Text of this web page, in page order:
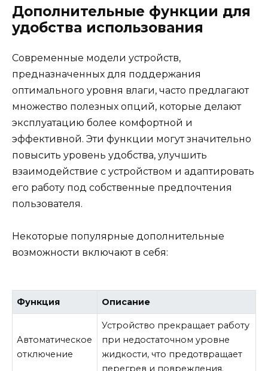
Дополнительные функции для
удобства использования
Современные модели устройств,
предназначенных для поддержания
оптимального уровня влаги, часто предлагают
множество полезных опций, которые делают
эксплуатацию более комфортной и
эффективной. Эти функции могут значительно
повысить уровень удобства, улучшить
взаимодействие с устройством и адаптировать
его работу под собственные предпочтения
пользователя.
Некоторые популярные дополнительные
возможности включают в себя:
Функция Описание
Автоматическое
отключение
Устройство прекращает работу
при недостаточном уровне
жидкости, что предотвращает
перегрев и повреждения.